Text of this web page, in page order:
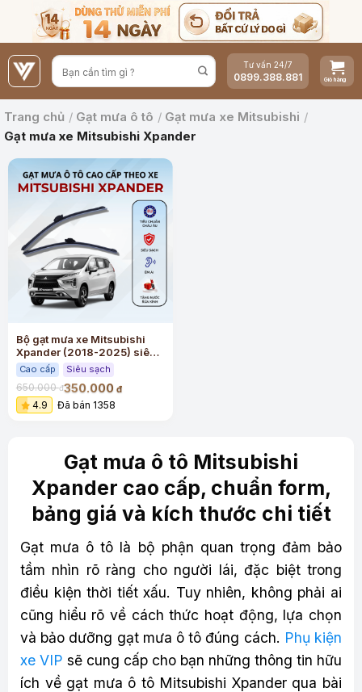
nội
dung
Tư vấn 24/7
0899.388.881
Trang chủ / Gạt mưa ô tô / Gạt mưa xe Mitsubishi /
Gạt mưa xe Mitsubishi Xpander
Bộ gạt mưa xe Mitsubishi
Xpander (2018-2025) siêu
sạch siêu êm
Cao cấp Siêu sạch
650.000đ350.000 đ
4.9 Đã bán 1358
Gạt mưa ô tô Mitsubishi
Xpander cao cấp, chuẩn form,
bảng giá và kích thước chi tiết
Gạt mưa ô tô là bộ phận quan trọng đảm bảo
tầm nhìn rõ ràng cho người lái, đặc biệt trong
điều kiện thời tiết xấu. Tuy nhiên, không phải ai
cũng hiểu rõ về cách thức hoạt động, lựa chọn
và bảo dưỡng gạt mưa ô tô đúng cách. Phụ kiện
xe VIP sẽ cung cấp cho bạn những thông tin hữu
ích về gạt mưa ô tô Mitsubishi Xpander qua bài